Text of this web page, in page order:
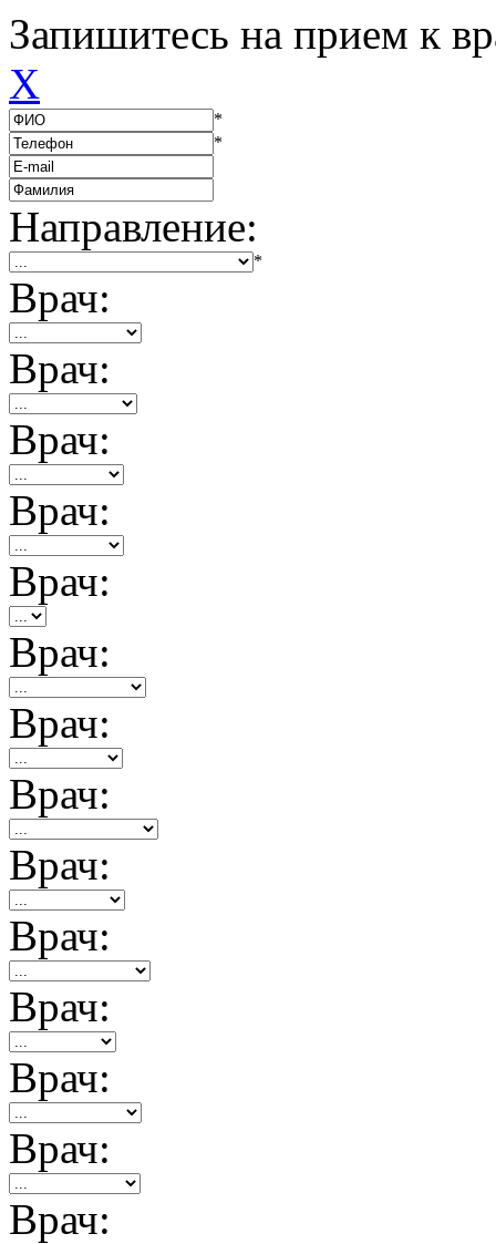
Запишитесь на прием к
X
*
*
Направление:
*
Врач:
Врач:
Врач:
Врач:
Врач:
Врач:
Врач:
Врач:
Врач:
Врач:
Врач:
Врач:
Врач:
Врач: